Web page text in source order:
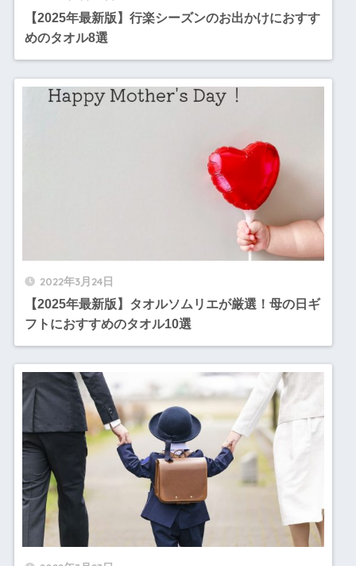
【2025年最新版】行楽シーズンのお出かけにおすす
めのタオル8選
2022年3月24日
【2025年最新版】タオルソムリエが厳選！母の日ギ
フトにおすすめのタオル10選